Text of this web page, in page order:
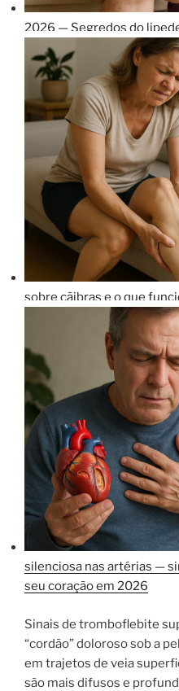
2026 — Segredos do
sobre cãibras e o que
silenciosa nas artérias —
seu coração em 2026
Sinais de tromboflebite
“cordão” doloroso sob a
em trajetos de veia
são mais difusos e